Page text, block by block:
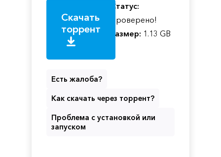
Скачать
торрент
Статус:
Проверено!
Размер: 1.13 GB
Есть жалоба?
Как скачать через торрент?
Проблема с установкой или
запуском